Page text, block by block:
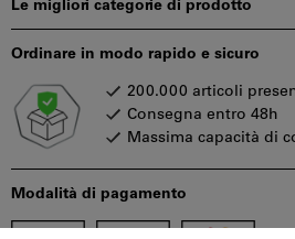
Le migliori categorie di prodotto
Modalità di pagamento
Ordinare in modo rapido e sicuro
200.000 articoli
Consegna entro 48h
Massima capacità di